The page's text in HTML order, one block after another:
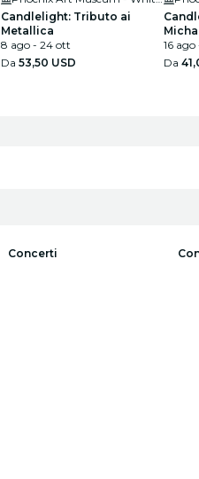
Candlelight: Tributo ai
Metallica
8 ago - 24 ott
Da 53,50 USD
16
Da
Concerti